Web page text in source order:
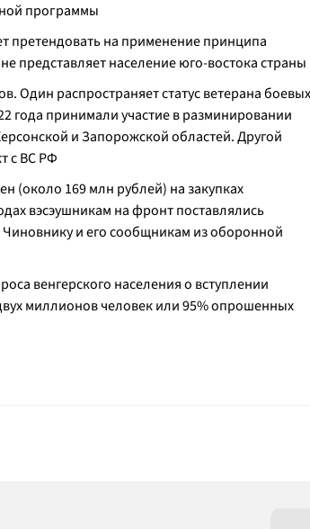
программы
претендовать на применение принципа
представляет население юго-востока страны
Один распространяет статус ветерана боевых
года принимали участие в разминировании
и Запорожской областей. Другой
с ВС РФ
(около 169 млн рублей) на закупках
вэсэушникам на фронт поставлялись
и его сообщникам из оборонной
венгерского населения о вступлении
миллионов человек или 95% опрошенных